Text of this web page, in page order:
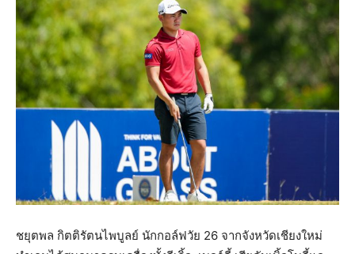
ชยุตพล กิตติรัตนไพบูลย์ นักกอล์ฟวัย 26 จากจังหวัดเชียงใหม่